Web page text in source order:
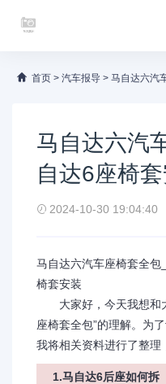
首页 > 汽车报导 > 马自达六汽
马自达六汽
自达6座椅
2024-10-30 19:04:40
马自达六汽车座椅套全
椅套安装
大家好，今天我想和
座椅套全包”的理解。为
我将相关资料进行了整理
1.马自达6后座如何拆